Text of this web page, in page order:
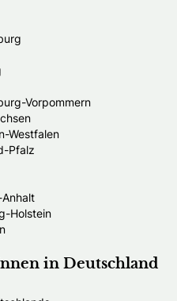
Vorpommern
Westfalen
Pfalz
Holstein
in Deutschland